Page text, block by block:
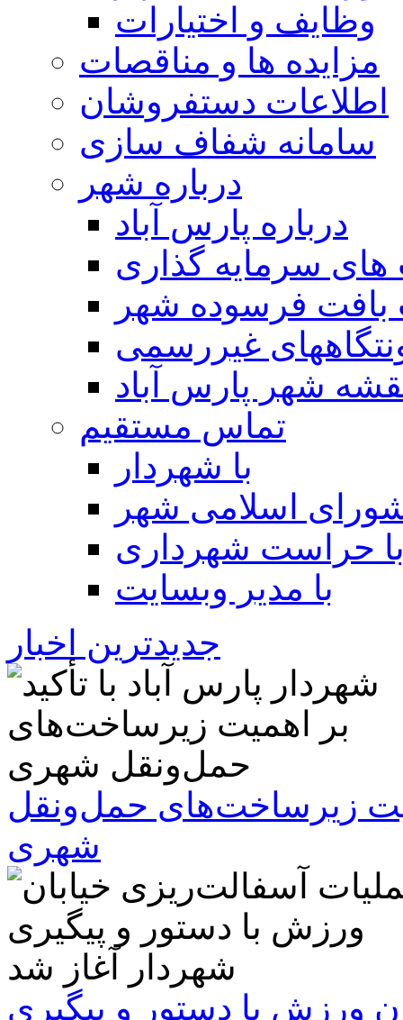
وظایف و اختیارات
مزایده ها و مناقصات
اطلاعات دستفروشان
سامانه شفاف سازی
درباره شهر
درباره پارس آباد
سرمایه گذاری
بافت فرسوده شهر
غیررسمی
شهر پارس آباد
تماس مستقیم
با شهردار
اسلامی شهر
حراست شهرداری
با مدیر وبسایت
جدیدترین اخبار
زیرساخت‌های حمل‌ونقل
شهری
ورزش با دستور و پیگیری